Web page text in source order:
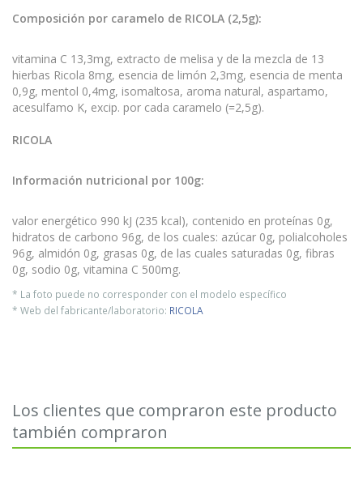
Composición por caramelo de RICOLA (2,5g):
vitamina C 13,3mg, extracto de melisa y de la mezcla de 13
hierbas Ricola 8mg, esencia de limón 2,3mg, esencia de menta
0,9g, mentol 0,4mg, isomaltosa, aroma natural, aspartamo,
acesulfamo K, excip. por cada caramelo (=2,5g).
RICOLA
Información nutricional por 100g:
valor energético 990 kJ (235 kcal), contenido en proteínas 0g,
hidratos de carbono 96g, de los cuales: azúcar 0g, polialcoholes
96g, almidón 0g, grasas 0g, de las cuales saturadas 0g, fibras
0g, sodio 0g, vitamina C 500mg.
* La foto puede no corresponder con el modelo específico
* Web del fabricante/laboratorio: RICOLA
Los clientes que compraron este producto
también compraron